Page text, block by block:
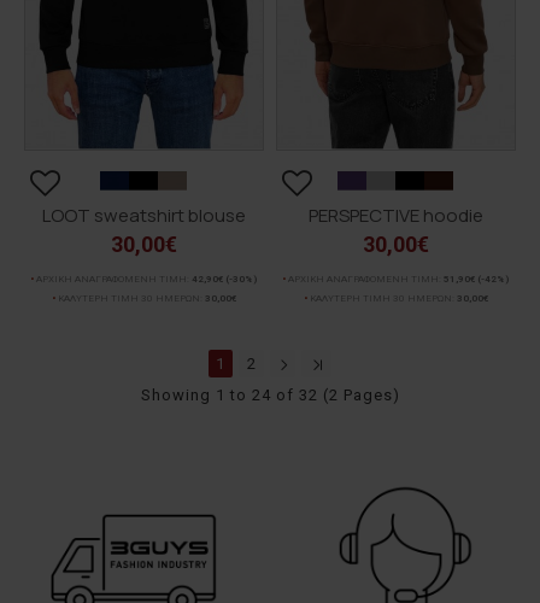
LOOT sweatshirt blouse
30,00€
ΑΡΧΙΚΗ ΑΝΑΓΡΑΦΟΜΕΝΗ ΤΙΜΗ: 42,90€ (-30%)
ΚΑΛΥΤΕΡΗ ΤΙΜΗ 30 ΗΜΕΡΩΝ:
30,00€
PERSPECTIVE hoodie
30,00€
ΑΡΧΙΚΗ ΑΝΑΓΡΑΦΟΜΕΝΗ ΤΙΜΗ: 51,90€ (-42%)
ΚΑΛΥΤΕΡΗ ΤΙΜΗ 30 ΗΜΕΡΩΝ:
30,00€
1
2
Showing 1 to 24 of 32 (2 Pages)